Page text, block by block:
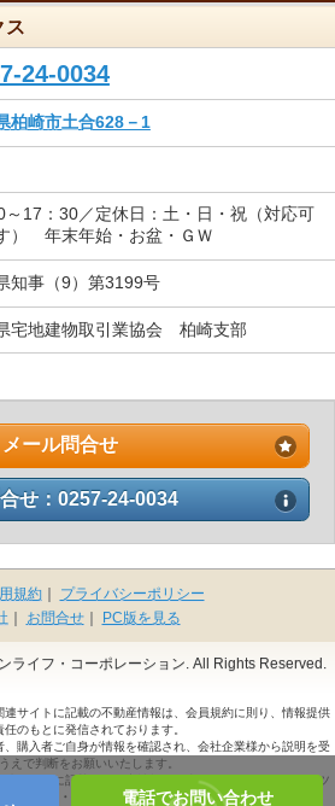
ス
24-0034
柏崎市土合628－1
～17：30／定休日：土・日・祝（対応可
） 年末年始・お盆・ＧＷ
知事（9）第3199号
宅地建物取引業協会 柏崎支部
メール問合せ
せ：0257-24-0034
電話でお問い合わせ
規約｜
プライバシーポリシー
お問合せ｜ PC版を見る
イフ・コーポレーション. All Rights Reserved.
サイトに記載の不動産情報は、会員規約に則り、情報提供
任のもとに発信されております。
購入者ご自身が情報を確認され、会社企業様から説明を受
えで判断をお願いいたします。
サイトに記載の不動産情報、写真、デザイン、コンテンツ
転載・転用・複製 など禁止します。